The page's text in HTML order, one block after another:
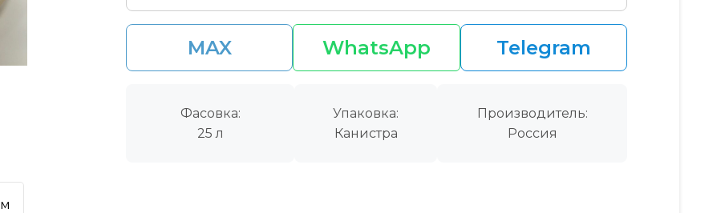
MAX WhatsApp Telegram
Фасовка:
25 л
Упаковка:
Канистра
Производитель:
Россия